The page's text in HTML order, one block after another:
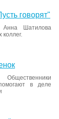
говорят"
Шатилова
в деле